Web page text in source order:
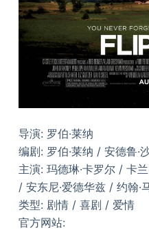
导演: 罗伯·莱纳
编剧: 罗伯·莱纳 / 安德鲁·
主演: 玛德琳·卡罗尔 / 卡
/ 安东尼·爱德华兹 / 约翰
类型: 剧情 / 喜剧 / 爱情
官方网站: